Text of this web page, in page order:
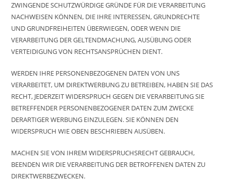
ZWINGENDE SCHUTZWÜRDIGE GRÜNDE FÜR DIE VERARBEITUNG
NACHWEISEN KÖNNEN, DIE IHRE INTERESSEN, GRUNDRECHTE
UND GRUNDFREIHEITEN ÜBERWIEGEN, ODER WENN DIE
VERARBEITUNG DER GELTENDMACHUNG, AUSÜBUNG ODER
VERTEIDIGUNG VON RECHTSANSPRÜCHEN DIENT.
WERDEN IHRE PERSONENBEZOGENEN DATEN VON UNS
VERARBEITET, UM DIREKTWERBUNG ZU BETREIBEN, HABEN SIE DAS
RECHT, JEDERZEIT WIDERSPRUCH GEGEN DIE VERARBEITUNG SIE
BETREFFENDER PERSONENBEZOGENER DATEN ZUM ZWECKE
DERARTIGER WERBUNG EINZULEGEN. SIE KÖNNEN DEN
WIDERSPRUCH WIE OBEN BESCHRIEBEN AUSÜBEN.
MACHEN SIE VON IHREM WIDERSPRUCHSRECHT GEBRAUCH,
BEENDEN WIR DIE VERARBEITUNG DER BETROFFENEN DATEN ZU
DIREKTWERBEZWECKEN.